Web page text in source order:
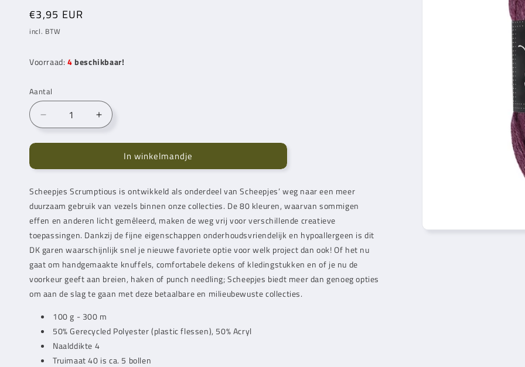
Normale
prijs
€3,95 EUR
incl. BTW
Voorraad: 4 beschikbaar!
Aantal
Aantal
verlagen
voor
Scrumptious
Gelato
(368)
Aantal
verhogen
voor
Scheepjes
Scrumptious
Gelato
(368)
In winkelmandje
Scheepjes Scrumptious is ontwikkeld als onderdeel van Scheepjes’ weg naar een meer
duurzaam gebruik van vezels binnen onze collecties. De 80 kleuren, waarvan sommigen
effen en anderen licht gemêleerd, maken de weg vrij voor verschillende creatieve
toepassingen. Dankzij de fijne eigenschappen onderhoudsvriendelijk en hypoallergeen is dit
DK garen waarschijnlijk snel je nieuwe favoriete optie voor welk project dan ook! Of het nu
gaat om handgemaakte knuffels, comfortabele dekens of kledingstukken en of je nu de
voorkeur geeft aan breien, haken of punch needling; Scheepjes biedt meer dan genoeg opties
om aan de slag te gaan met deze betaalbare en milieubewuste collecties.
100 g - 300 m
50% Gerecycled Polyester (plastic flessen), 50% Acryl
Naalddikte 4
Truimaat 40 is ca. 5 bollen